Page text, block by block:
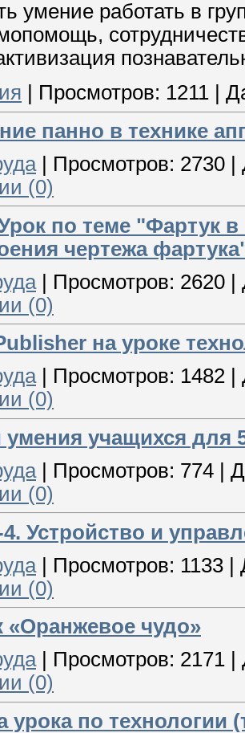
умение работать в
Просмотров: 1211
панно в технике
| Просмотров: 2730
(0)
по теме "Фартук
чертежа
| Просмотров: 2620 |
(0)
на уроке
| Просмотров: 1482
(0)
умения учащихся для
| Просмотров: 774
(0)
Устройство и
| Просмотров: 1133 |
(0)
«Оранжевое чудо»
| Просмотров: 2171
(0)
урока по